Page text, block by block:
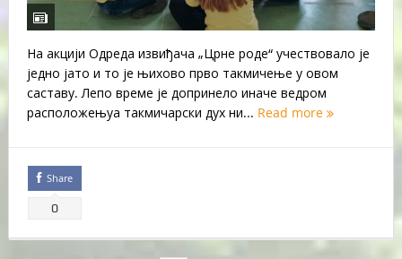
На акцији Одреда извиђача „Црне роде“ учествовало је
једно јато и то је њихово прво такмичење у овом
саставу. Лепо време је допринело иначе ведром
расположењуа такмичарски дух ни... Read more
Share
0